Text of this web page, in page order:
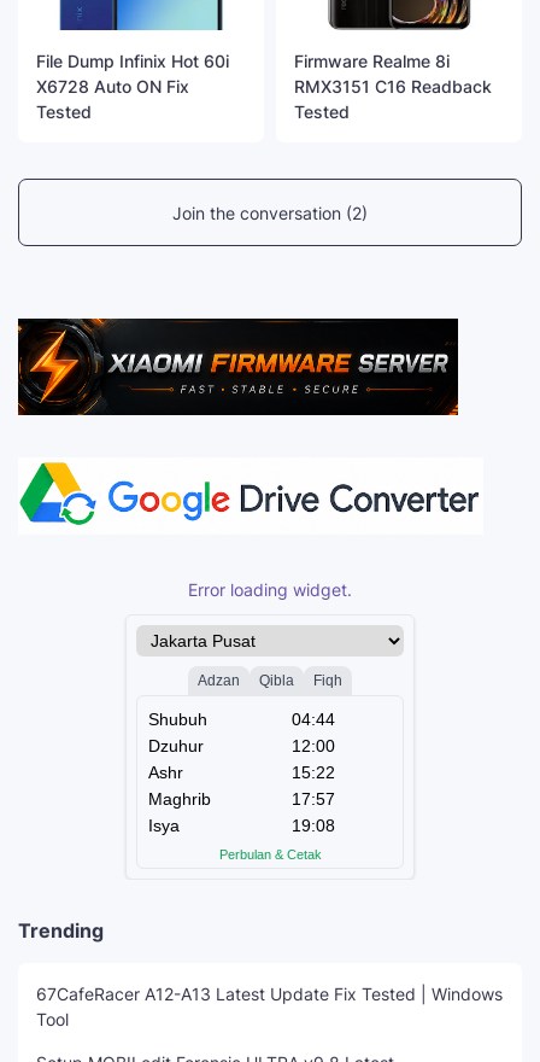
File Dump Infinix Hot 60i
X6728 Auto ON Fix
Tested
Firmware Realme 8i
RMX3151 C16 Readback
Tested
Join the conversation (2)
Error loading widget.
Trending
67CafeRacer A12-A13 Latest Update Fix Tested | Windows
Tool